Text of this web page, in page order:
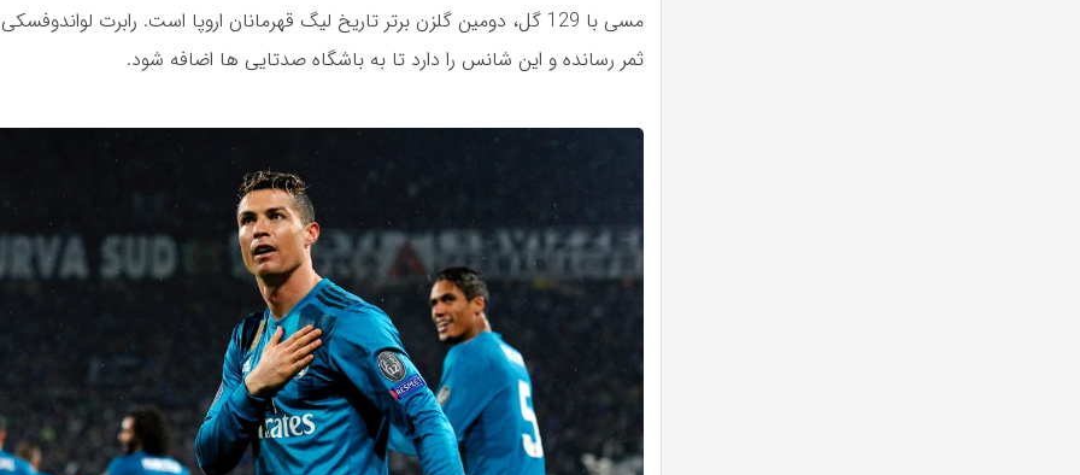
ثمر رسانده و این شانس را دارد تا به باشگاه صدتایی ها اضافه شود.